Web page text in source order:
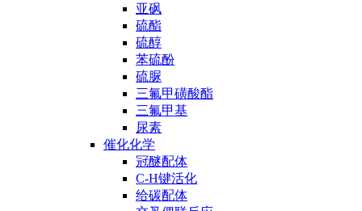
亚砜
硫酯
硫醇
苯硫酚
硫脲
三氟甲磺酸酯
三氟甲基
尿素
催化化学
冠醚配体
C-H键活化
给碳配体